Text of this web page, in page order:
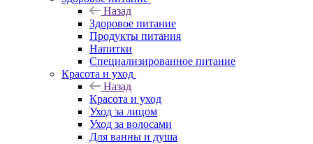
Назад
Здоровое питание
Продукты питания
Напитки
Специализированное питание
Красота и уход
Назад
Красота и уход
Уход за лицом
Уход за волосами
Для ванны и душа